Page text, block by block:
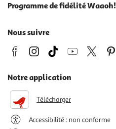
Programme de fidélité Waaoh!
Nous suivre
Notre application
Télécharger
Accessibilité : non conforme